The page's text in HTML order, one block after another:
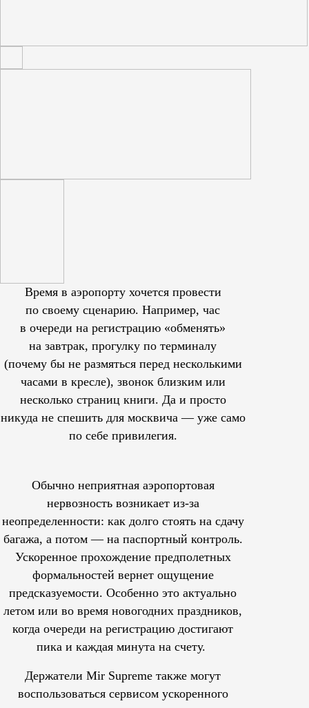
Время в аэропорту хочется провести
по своему сценарию. Например, час
в очереди на регистрацию «обменять»
на завтрак, прогулку по терминалу
(почему бы не размяться перед несколькими
часами в кресле), звонок близким или
несколько страниц книги. Да и просто
никуда не спешить для москвича — уже само
по себе привилегия.
Обычно неприятная аэропортовая
нервозность возникает из-за
неопределенности: как долго стоять на сдачу
багажа, а потом — на паспортный контроль.
Ускоренное прохождение предполетных
формальностей вернет ощущение
предсказуемости. Особенно это актуально
летом или во время новогодних праздников,
когда очереди на регистрацию достигают
пика и каждая минута на счету.
Держатели Mir Supreme также могут
воспользоваться сервисом ускоренного